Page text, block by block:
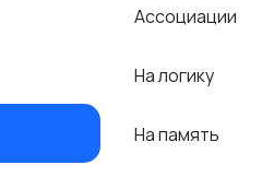
Ассоциации
На логику
На память